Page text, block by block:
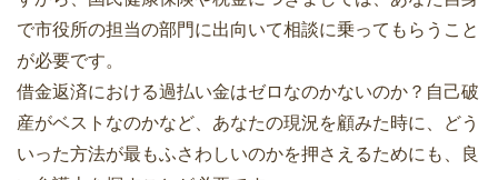
で市役所の担当の部門に出向いて相談に乗ってもらうこと
が必要です。
借金返済における過払い金はゼロなのかないのか？自己破
産がベストなのかなど、あなたの現況を顧みた時に、どう
いった方法が最もふさわしいのかを押さえるためにも、良